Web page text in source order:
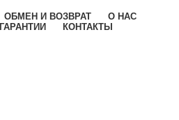
ОБМЕН И ВОЗВРАТ
О НАС
ГАРАНТИИ КОНТАКТЫ